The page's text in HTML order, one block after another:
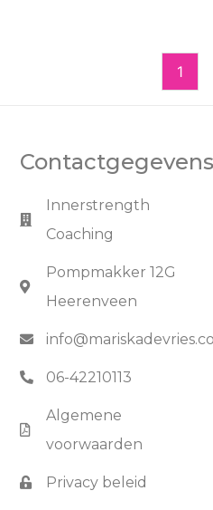
1
Contactgegevens
Innerstrength
Coaching
Pompmakker 12G
Heerenveen
06-42210113
Algemene
voorwaarden
Privacy beleid